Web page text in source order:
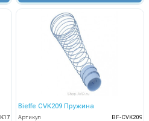
Bieffe CVK209 Пружина
Артикул BF-CVK209